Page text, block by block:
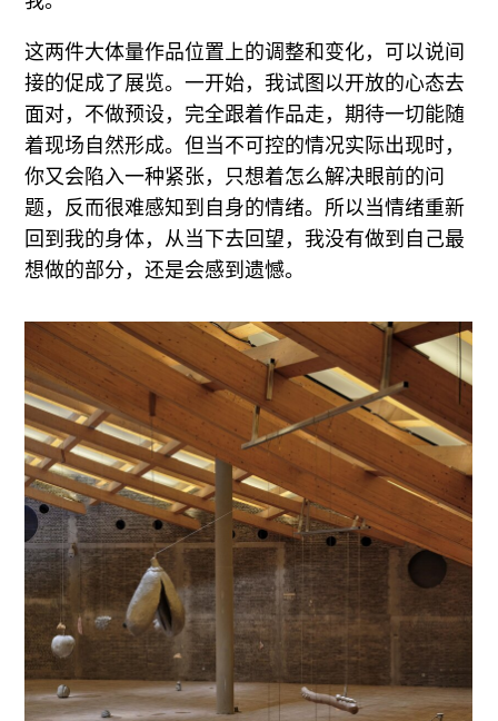
这两件大体量作品位置上的调整和变化，可以说间
接的促成了展览。一开始，我试图以开放的心态去
面对，不做预设，完全跟着作品走，期待一切能随
着现场自然形成。但当不可控的情况实际出现时，
你又会陷入一种紧张，只想着怎么解决眼前的问
题，反而很难感知到自身的情绪。所以当情绪重新
回到我的身体，从当下去回望，我没有做到自己最
想做的部分，还是会感到遗憾。